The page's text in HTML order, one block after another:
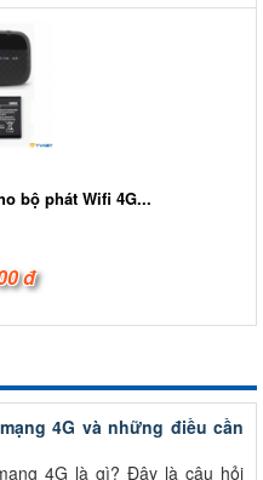
bộ phát Wifi 4G...
đ
4G và những điều cần
4G là gì? Đây là câu hỏi